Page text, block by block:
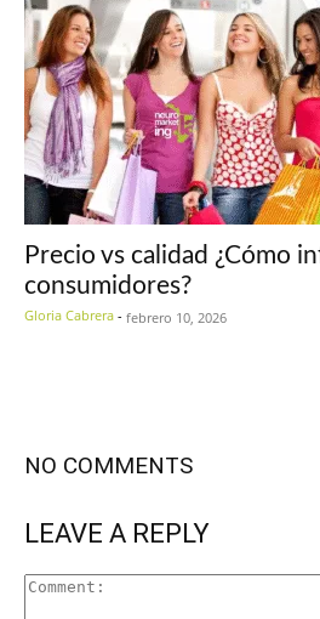
Precio vs calidad ¿Cómo
consumidores?
Gloria Cabrera - febrero 10, 2026
NO COMMENTS
LEAVE A REPLY